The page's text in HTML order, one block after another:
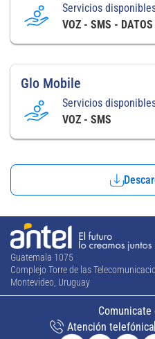
Servicios
VOZ - SMS - DATOS
Glo Mobile
Servicios
VOZ - SMS
Guatemala 1075
Complejo Torre de las
Montevideo, Uruguay
Atención telefónica